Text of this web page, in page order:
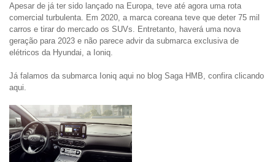
Apesar de já ter sido lançado na Europa, teve até agora uma rota
comercial turbulenta. Em 2020, a marca coreana teve que deter 75 mil
carros e tirar do mercado os SUVs. Entretanto, haverá uma nova
geração para 2023 e não parece advir da submarca exclusiva de
elétricos da Hyundai, a Ioniq.
Já falamos da submarca Ioniq aqui no blog Saga HMB, confira clicando
aqui.